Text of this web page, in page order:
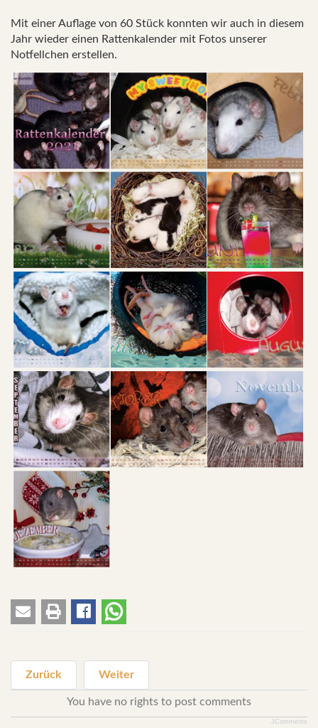
Mit einer Auflage von 60 Stück konnten wir auch in diesem
Jahr wieder einen Rattenkalender mit Fotos unserer
Notfellchen erstellen.
Zurück Weiter
You have no rights to post comments
JComments